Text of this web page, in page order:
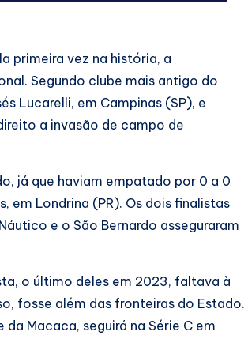
primeira vez na história, a
Segundo clube mais antigo do
Lucarelli, em Campinas (SP), e
a invasão de campo de
já que haviam empatado por 0 a 0
em Londrina (PR). Os dois finalistas
e o São Bernardo asseguraram
o último deles em 2023, faltava à
fosse além das fronteiras do Estado.
Macaca, seguirá na Série C em